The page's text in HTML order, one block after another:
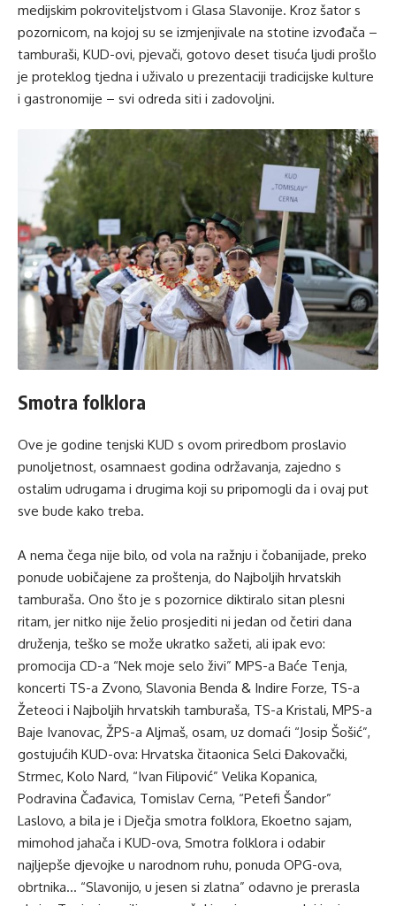
medijskim pokroviteljstvom i Glasa Slavonije. Kroz šator s
pozornicom, na kojoj su se izmjenjivale na stotine izvođača –
tamburaši, KUD-ovi, pjevači, gotovo deset tisuća ljudi prošlo
je proteklog tjedna i uživalo u prezentaciji tradicijske kulture
i gastronomije – svi odreda siti i zadovoljni.
Smotra folklora
Ove je godine tenjski KUD s ovom priredbom proslavio
punoljetnost, osamnaest godina održavanja, zajedno s
ostalim udrugama i drugima koji su pripomogli da i ovaj put
sve bude kako treba.
A nema čega nije bilo, od vola na ražnju i čobanijade, preko
ponude uobičajene za proštenja, do Najboljih hrvatskih
tamburaša. Ono što je s pozornice diktiralo sitan plesni
ritam, jer nitko nije želio prosjediti ni jedan od četiri dana
druženja, teško se može ukratko sažeti, ali ipak evo:
promocija CD-a “Nek moje selo živi” MPS-a Baće Tenja,
koncerti TS-a Zvono, Slavonia Benda & Indire Forze, TS-a
Žeteoci i Najboljih hrvatskih tamburaša, TS-a Kristali, MPS-a
Baje Ivanovac, ŽPS-a Aljmaš, osam, uz domaći “Josip Šošić”,
gostujućih KUD-ova: Hrvatska čitaonica Selci Đakovački,
Strmec, Kolo Nard, “Ivan Filipović” Velika Kopanica,
Podravina Čađavica, Tomislav Cerna, “Petefi Šandor”
Laslovo, a bila je i Dječja smotra folklora, Ekoetno sajam,
mimohod jahača i KUD-ova, Smotra folklora i odabir
najljepše djevojke u narodnom ruhu, ponuda OPG-ova,
obrtnika… “Slavonijo, u jesen si zlatna” odavno je prerasla